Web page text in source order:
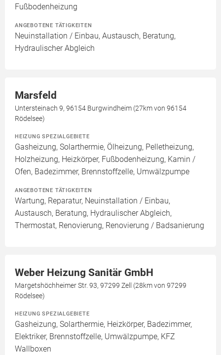
Fußbodenheizung
ANGEBOTENE TÄTIGKEITEN
Neuinstallation / Einbau, Austausch, Beratung,
Hydraulischer Abgleich
Marsfeld
Untersteinach 9, 96154 Burgwindheim (27km von 96154
Rödelsee)
HEIZUNG SPEZIALGEBIETE
Gasheizung, Solarthermie, Ölheizung, Pelletheizung,
Holzheizung, Heizkörper, Fußbodenheizung, Kamin /
Ofen, Badezimmer, Brennstoffzelle, Umwälzpumpe
ANGEBOTENE TÄTIGKEITEN
Wartung, Reparatur, Neuinstallation / Einbau,
Austausch, Beratung, Hydraulischer Abgleich,
Thermostat, Renovierung, Renovierung / Badsanierung
Weber Heizung Sanitär GmbH
Margetshöchheimer Str. 93, 97299 Zell (28km von 97299
Rödelsee)
HEIZUNG SPEZIALGEBIETE
Gasheizung, Solarthermie, Heizkörper, Badezimmer,
Elektriker, Brennstoffzelle, Umwälzpumpe, KFZ
Wallboxen